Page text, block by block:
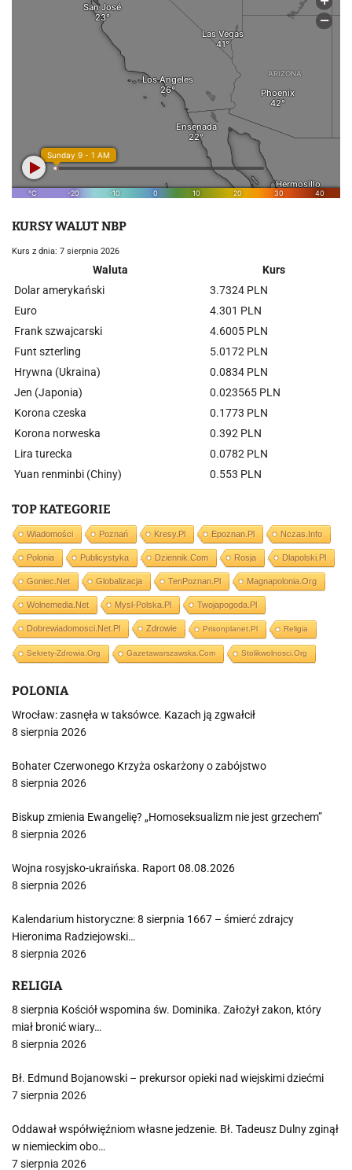
KURSY WALUT NBP
Kurs z dnia: 7 sierpnia 2026
Waluta
Kurs
Dolar amerykański
3.7324 PLN
Euro
4.301 PLN
Frank szwajcarski
4.6005 PLN
Funt szterling
5.0172 PLN
Hrywna (Ukraina)
0.0834 PLN
Jen (Japonia)
0.023565 PLN
Korona czeska
0.1773 PLN
Korona norweska
0.392 PLN
Lira turecka
0.0782 PLN
Yuan renminbi (Chiny)
0.553 PLN
TOP KATEGORIE
Wiadomości Poznań Kresy.pl Epoznan.pl Nczas.info
Polonia Publicystyka Dziennik.com Rosja Dlapolski.pl
Goniec.net Globalizacja TenPoznan.pl Magnapolonia.org
Wolnemedia.net Mysl-Polska.pl Twojapogoda.pl
Dobrewiadomosci.net.pl Zdrowie Prisonplanet.pl Religia
Sekrety-Zdrowia.org Gazetawarszawska.com Stolikwolnosci.org
POLONIA
Wrocław: zasnęła w taksówce. Kazach ją zgwałcił
8 sierpnia 2026
Bohater Czerwonego Krzyża oskarżony o zabójstwo
8 sierpnia 2026
Biskup zmienia Ewangelię? „Homoseksualizm nie jest grzechem”
8 sierpnia 2026
Wojna rosyjsko-ukraińska. Raport 08.08.2026
8 sierpnia 2026
Kalendarium historyczne: 8 sierpnia 1667 – śmierć zdrajcy
Hieronima Radziejowski…
8 sierpnia 2026
RELIGIA
8 sierpnia Kościół wspomina św. Dominika. Założył zakon, który
miał bronić wiary…
8 sierpnia 2026
Bł. Edmund Bojanowski – prekursor opieki nad wiejskimi dziećmi
7 sierpnia 2026
Oddawał współwięźniom własne jedzenie. Bł. Tadeusz Dulny zginął
w niemieckim obo…
7 sierpnia 2026